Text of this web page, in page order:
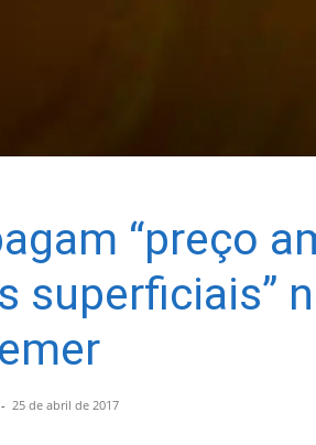
“preço
superficiais”
- 25 de abril de 2017